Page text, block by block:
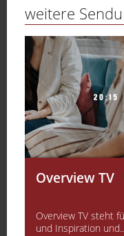
weitere
Overview TV
Overview TV steht
und Inspiration